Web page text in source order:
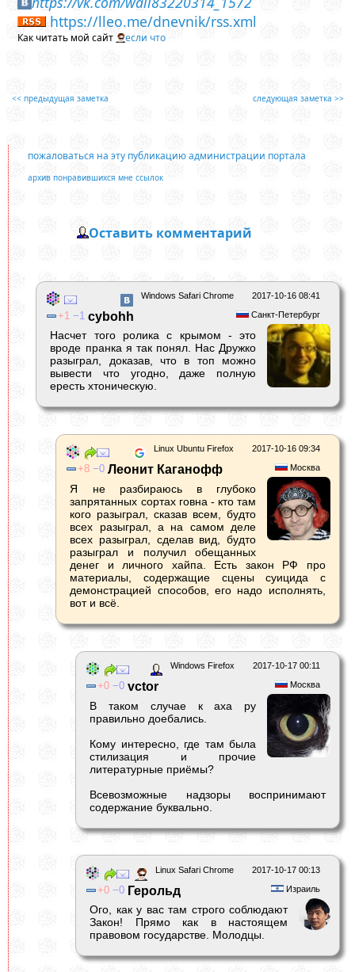
https://lleo.me/dnevnik/rss.xml
Как читать мой сайт если что
<< предыдущая заметка следующая заметка >>
пожаловаться на эту публикацию администрации портала
архив понравившихся мне ссылок
Оставить комментарий
2017-10-16 08:41
Windows Safari Chrome
Санкт-Петербург
1 1 cybohh
Насчет того ролика с крымом - это
вроде пранка я так понял. Нас Дружко
разыграл, доказав, что в топ можно
вывести что угодно, даже полную
ересть хтоническую.
2017-10-16 09:34
Linux Ubuntu Firefox
Москва
8 0 Леонит Каганофф
Я не разбираюсь в глубоко
запрятанных сортах говна - кто там
кого разыграл, сказав всем, будто
всех разыграл, а на самом деле
всех разыграл, сделав вид, будто
разыграл и получил обещанных
денег и личного хайпа. Есть закон РФ про
материалы, содержащие сцены суицида с
демонстрацией способов, его надо исполнять,
вот и всё.
2017-10-17 00:11
Windows Firefox
Москва
0 0 vctor
В таком случае к аха ру
правильно доебались.
Кому интересно, где там была
стилизация и прочие
литературные приёмы?
Всевозможные надзоры воспринимают
содержание буквально.
2017-10-17 00:13
Linux Safari Chrome
Израиль
0 0 Герольд
Ого, как у вас там строго соблюдают
Закон! Прямо как в настоящем
правовом государстве. Молодцы.